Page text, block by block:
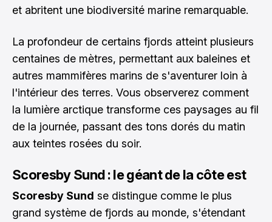
et abritent une biodiversité marine remarquable.
La profondeur de certains fjords atteint plusieurs
centaines de mètres, permettant aux baleines et
autres mammifères marins de s'aventurer loin à
l'intérieur des terres. Vous observerez comment
la lumière arctique transforme ces paysages au fil
de la journée, passant des tons dorés du matin
aux teintes rosées du soir.
Scoresby Sund : le géant de la côte est
Scoresby Sund se distingue comme le plus
grand système de fjords au monde, s'étendant